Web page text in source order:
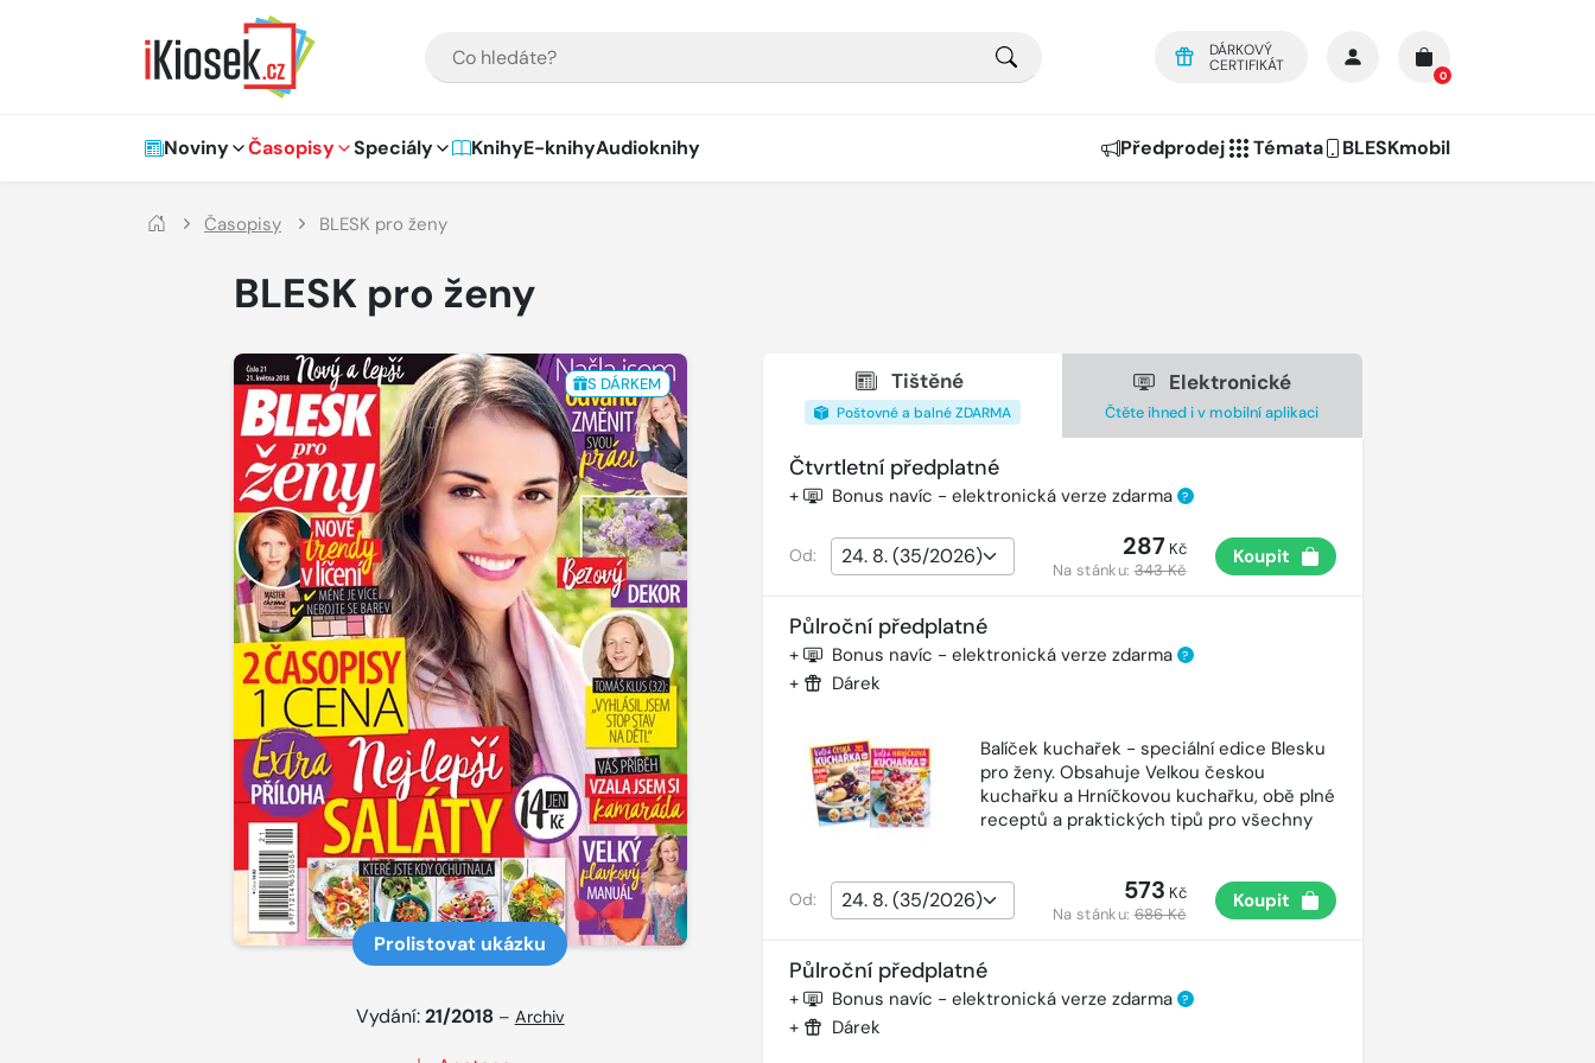
DÁRKOVÝ
CERTIFIKÁT
0
Hlavní navigace
Noviny Časopisy Speciály KnihyE-knihyAudioknihy Předprodej Témata BLESKmobil
Časopisy BLESK pro ženy
BLESK pro ženy
S DÁRKEM
Prolistovat ukázku
Vydání:21/2018 – Archiv
Tištěné
Poštovné a balné ZDARMA
Elektronické
Čtěte ihned i v mobilní aplikaci
Čtvrtletní předplatné
+ Bonus navíc - elektronická verze zdarma ?
Od: 287 Kč
Na stánku:343 Kč
Koupit
Půlroční předplatné
+ Bonus navíc - elektronická verze zdarma ?
+ Dárek
Balíček kuchařek - speciální edice Blesku
pro ženy. Obsahuje Velkou českou
kuchařku a Hrníčkovou kuchařku, obě plné
receptů a praktických tipů pro všechny
Od: 573 Kč
Na stánku:686 Kč
Koupit
Půlroční předplatné
+ Bonus navíc - elektronická verze zdarma ?
+ Dárek